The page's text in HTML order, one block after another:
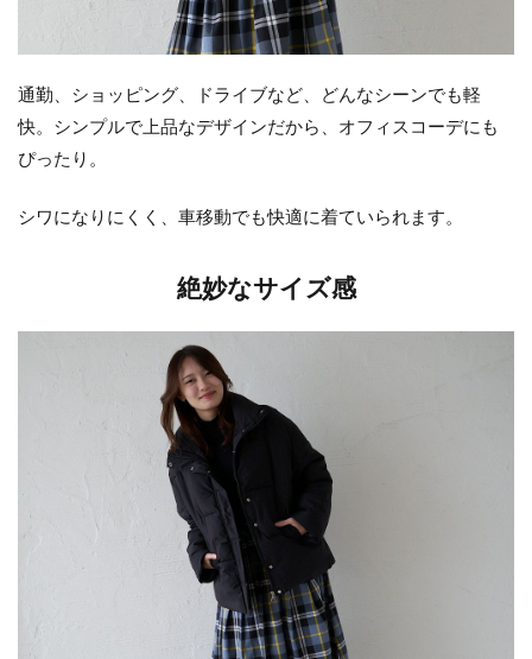
通勤、ショッピング、ドライブなど、どんなシーンでも軽
快。シンプルで上品なデザインだから、オフィスコーデにも
ぴったり。
シワになりにくく、車移動でも快適に着ていられます。
絶妙なサイズ感